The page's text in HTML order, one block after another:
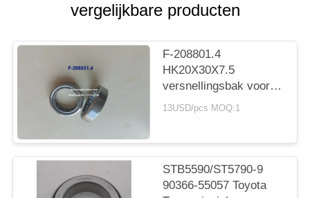
POLICYvergelijkbare producten
F-208801.4
HK20X30X7.5
versnellingsbak voor
auto's met lager
13USD/pcs MOQ:1
STB5590/ST5790-9
90366-55057 Toyota